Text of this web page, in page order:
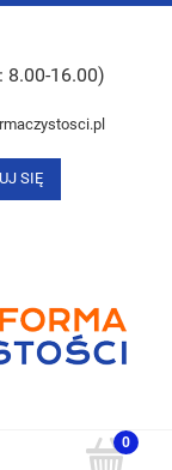
8.00-16.00)
SIĘ